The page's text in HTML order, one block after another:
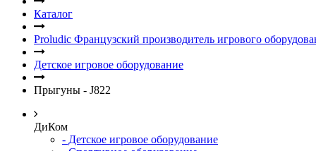
Каталог
Proludic Французский производитель игрового
Детское игровое оборудование
Прыгуны - J822
ДиКом
- Детское игровое оборудование